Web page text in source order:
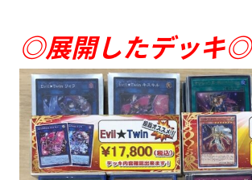
◎展開したデッキ◎